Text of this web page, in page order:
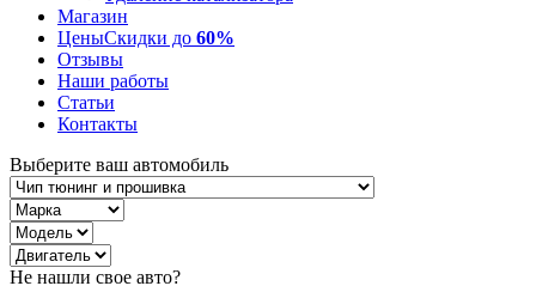
Магазин
ЦеныСкидки до 60%
Отзывы
Наши работы
Статьи
Контакты
Выберите ваш автомобиль
Не нашли свое авто?